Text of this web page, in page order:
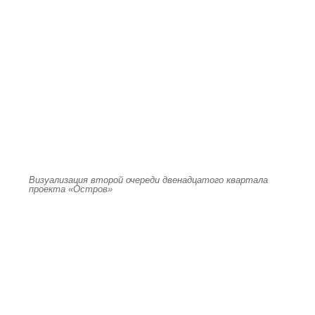
Визуализация второй очереди двенадцатого квартала
проекта «Остров»